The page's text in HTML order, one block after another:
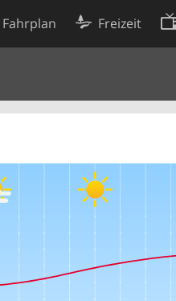
Fahrplan Freizeit
Cookie-Einstellungen